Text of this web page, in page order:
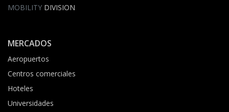
MOBILITY DIVISION
MERCADOS
Aeropuertos
Centros comerciales
Hoteles
Universidades